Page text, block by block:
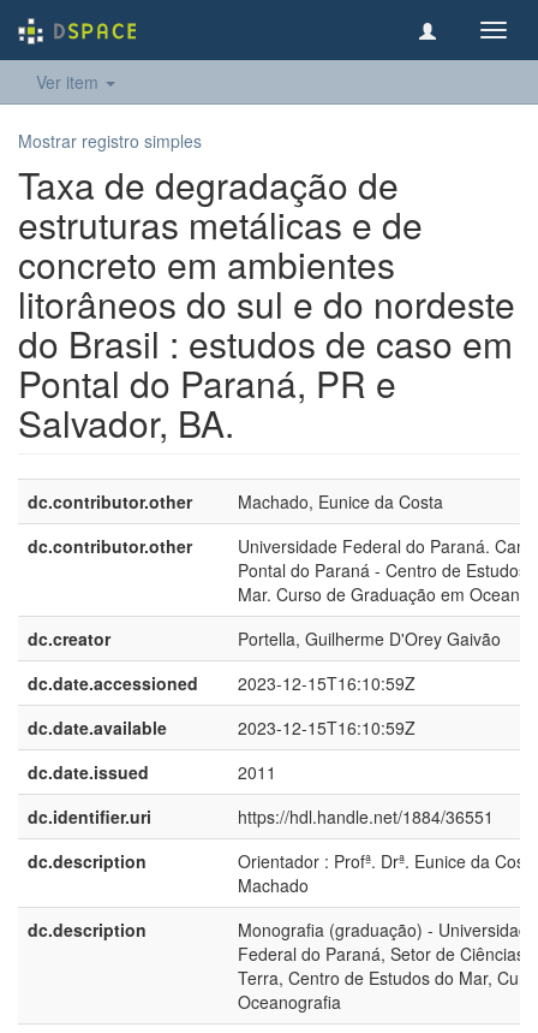
Ver item
Mostrar registro simples
Taxa de degradação de
estruturas metálicas e de
concreto em ambientes
litorâneos do sul e do nordeste
do Brasil : estudos de caso em
Pontal do Paraná, PR e
Salvador, BA.
dc.contributor.other
Machado, Eunice da Costa
dc.contributor.other
Universidade Federal do Paraná.
Pontal do Paraná - Centro de Estudos
Mar. Curso de Graduação em
dc.creator
Portella, Guilherme D'Orey Gaivão
dc.date.accessioned
2023-12-15T16:10:59Z
dc.date.available
2023-12-15T16:10:59Z
dc.date.issued
2011
dc.identifier.uri
https://hdl.handle.net/1884/36551
dc.description
Orientador : Profª. Drª. Eunice da Costa
Machado
dc.description
Monografia (graduação) - Universidade
Federal do Paraná, Setor de Ciências
Terra, Centro de Estudos do Mar,
Oceanografia